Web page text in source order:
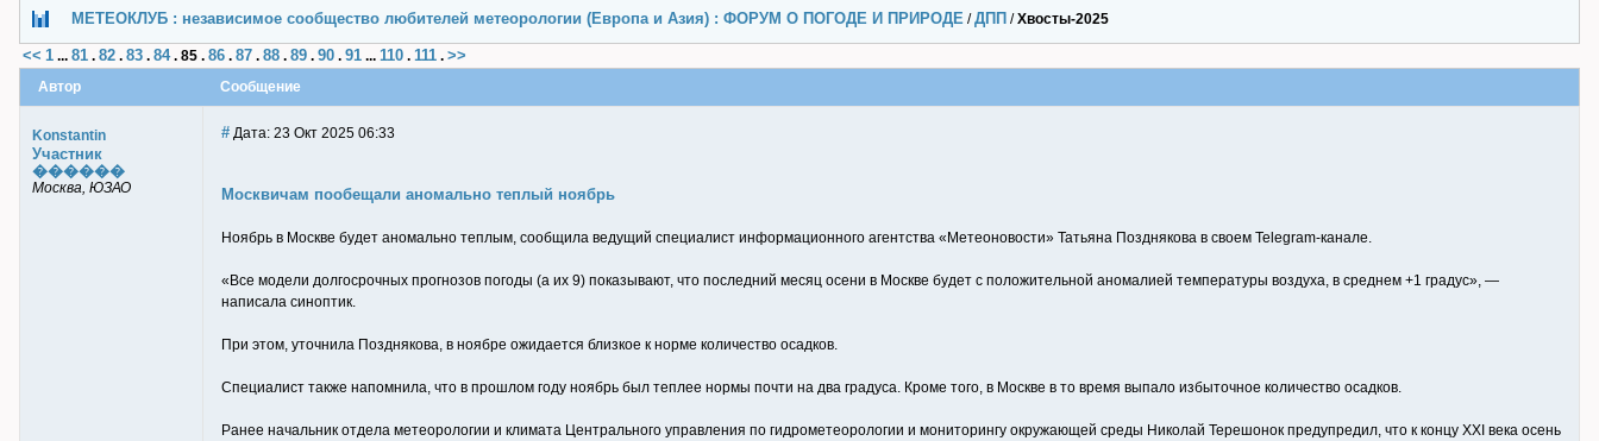
МЕТЕОКЛУБ : независимое сообщество любителей метеорологии (Европа и Азия) : ФОРУМ О ПОГОДЕ И ПРИРОДЕ /ДПП /Хвосты-2025
<< 1 ... 81 . 82 . 83 . 84. 85 . 86 . 87 . 88 . 89 . 90 . 91 ... 110 . 111 . >>
Автор Сообщение
Konstantin
Участник
������
Москва, ЮЗАО
# Дата: 23 Окт 2025 06:33
Москвичам пообещали аномально теплый ноябрь
Ноябрь в Москве будет аномально теплым, сообщила ведущий специалист информационного агентства «Метеоновости» Татьяна Позднякова в своем Telegram-канале.
«Все модели долгосрочных прогнозов погоды (а их 9) показывают, что последний месяц осени в Москве будет с положительной аномалией температуры воздуха, в среднем +1 градус», —
написала синоптик.
При этом, уточнила Позднякова, в ноябре ожидается близкое к норме количество осадков.
Специалист также напомнила, что в прошлом году ноябрь был теплее нормы почти на два градуса. Кроме того, в Москве в то время выпало избыточное количество осадков.
Ранее начальник отдела метеорологии и климата Центрального управления по гидрометеорологии и мониторингу окружающей среды Николай Терешонок предупредил, что к концу XXI века осень